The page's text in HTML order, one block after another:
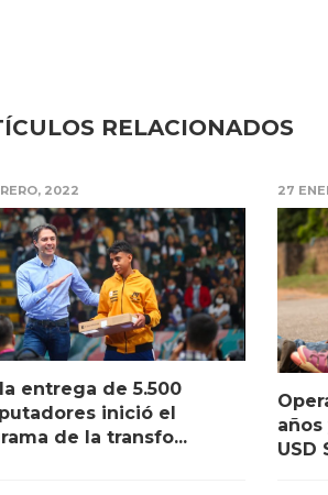
RELACIONADOS
2022
entrega de 5.500
inició el
de la transfo...
27
USD